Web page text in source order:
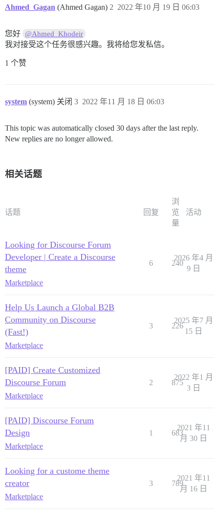
Ahmed_Gagan (Ahmed Gagan) 2022 年10 月 19 日 06:03
2
您好 @Ahmed_Khodeir
我对接受这个任务很感兴趣。我将给您发私信。
1 个赞
system (system) 关闭 2022 年11 月 18 日 06:03
3
This topic was automatically closed 30 days after the last reply.
New replies are no longer allowed.
相关话题
话题 回复
浏
览
量
活动
Looking for Discourse Forum
Developer | Create a Discourse
theme
Marketplace
6 240
2026 年4 月
9 日
Help Us Launch a Global B2B
Community on Discourse
(Fast!)
Marketplace
3 226
2025 年7 月
15 日
[PAID] Create Customized
Discourse Forum
Marketplace
2 875
2022 年1 月
3 日
[PAID] Discourse Forum
Design
Marketplace
1 683
2021 年11
月 30 日
Looking for a custome theme
creator
Marketplace
3 789
2021 年11
月 16 日